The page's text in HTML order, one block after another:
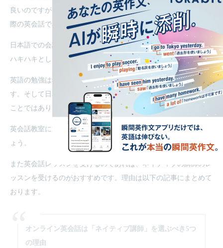
良いのですが、実際の英会話で耳にする音声とは異なります。実
際の英会話で耳にする音声と比べて、どこか機械的です。
日本語での会話でも、ニュースのアナウンサーのように正しくて
ハキハキとした日本語で会話をする方はいませんよね。
英語の勉強は独学でできても、英語を話すのには相手が必要で
す。そして日本国内で英会話ができる相手を見つけるのは簡単な
ことではありません。
英会話教室に通うなど、国内で英会話ができる環境も確保しまし
ょう。
また英会話レッスンを受けるのであれば、ネイティブの講師のレ
ッスンを受けるのがおすすめです。理由は以下の記事にまとめて
おります。
オンライン英会話は「ネイティブ講師」を選ぶべき5つ
の理由